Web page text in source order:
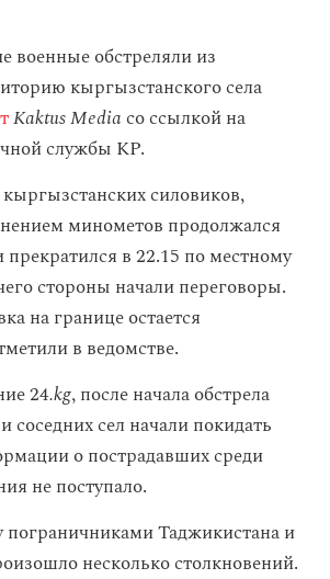
военные обстреляли из
кыргызстанского села
Kaktus Mediaсо ссылкой на
службы КР.
силовиков,
минометов продолжался
прекратился в 22.15 по местному
стороны начали переговоры.
на границе остается
в ведомстве.
24.kg, после начала обстрела
соседних сел начали покидать
о пострадавших среди
не поступало.
пограничниками Таджикистана и
несколько столкновений.